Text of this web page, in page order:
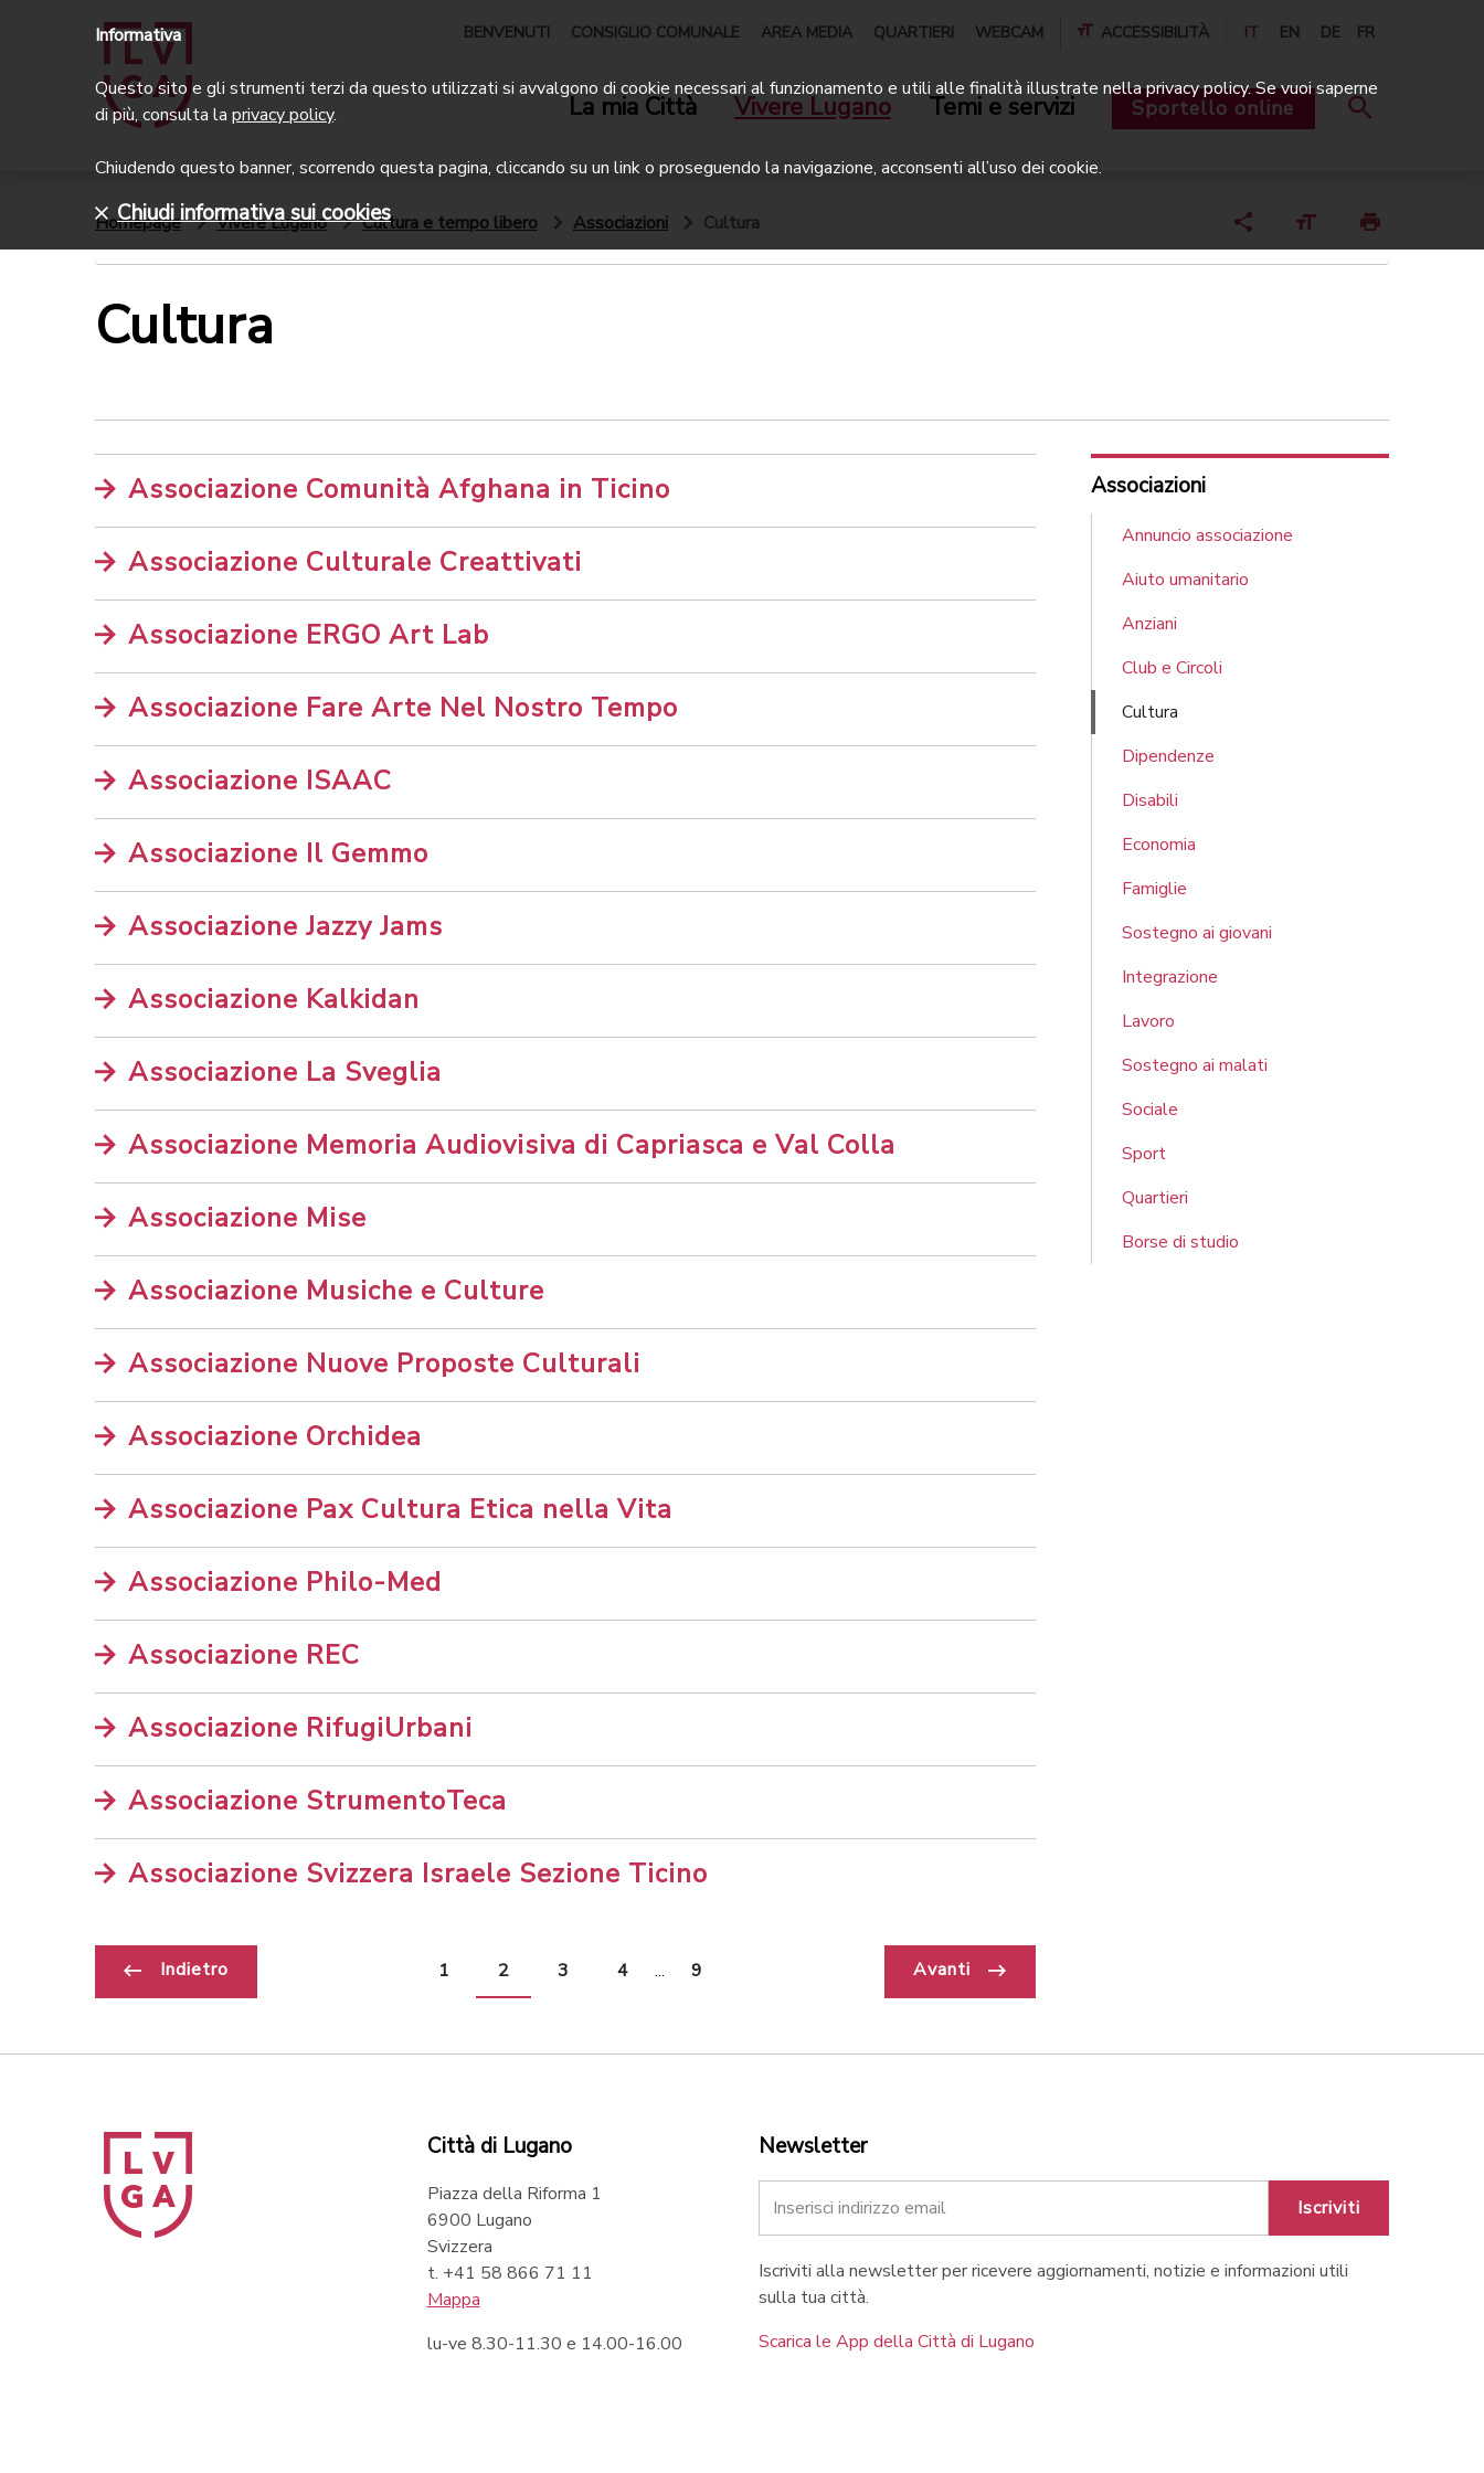
BENVENUTI CONSIGLIO COMUNALE AREA MEDIA QUARTIERI WEBCAM ACCESSIBILITÀ IT EN DE FR
La mia Città Vivere Lugano Temi e servizi Sportello online
Homepage Vivere Lugano Cultura e tempo libero Associazioni Cultura
Cultura
Associazione Comunità Afghana in Ticino
Associazione Culturale Creattivati
Associazione ERGO Art Lab
Associazione Fare Arte Nel Nostro Tempo
Associazione ISAAC
Associazione Il Gemmo
Associazione Jazzy Jams
Associazione Kalkidan
Associazione La Sveglia
Associazione Memoria Audiovisiva di Capriasca e Val Colla
Associazione Mise
Associazione Musiche e Culture
Associazione Nuove Proposte Culturali
Associazione Orchidea
Associazione Pax Cultura Etica nella Vita
Associazione Philo-Med
Associazione REC
Associazione RifugiUrbani
Associazione StrumentoTeca
Associazione Svizzera Israele Sezione Ticino
Indietro 1 2 3 4 ... 9 Avanti
Associazioni
Annuncio associazione
Aiuto umanitario
Anziani
Club e Circoli
Cultura
Dipendenze
Disabili
Economia
Famiglie
Sostegno ai giovani
Integrazione
Lavoro
Sostegno ai malati
Sociale
Sport
Quartieri
Borse di studio
Città di Lugano
Piazza della Riforma 1
6900 Lugano
Svizzera
t. +41 58 866 71 11
Mappa
lu-ve 8.30-11.30 e 14.00-16.00
Newsletter
Iscriviti
Iscriviti alla newsletter per ricevere aggiornamenti, notizie e informazioni utili
sulla tua città.
Scarica le App della Città di Lugano
Informativa
Questo sito e gli strumenti terzi da questo utilizzati si avvalgono di cookie necessari al funzionamento e utili alle finalità illustrate nella privacy policy. Se vuoi saperne
di più, consulta la privacy policy.
Chiudendo questo banner, scorrendo questa pagina, cliccando su un link o proseguendo la navigazione, acconsenti all’uso dei cookie.
Chiudi informativa sui cookies